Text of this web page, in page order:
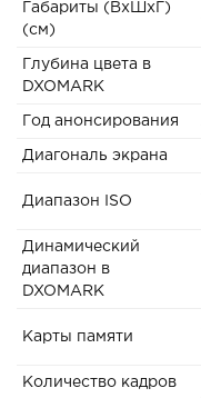
Габариты (ВxШxГ)
(см)
Глубина цвета в
DXOMARK
Год анонсирования
Диагональ экрана
Диапазон ISO
Динамический
диапазон в
DXOMARK
Карты памяти
Количество кадров